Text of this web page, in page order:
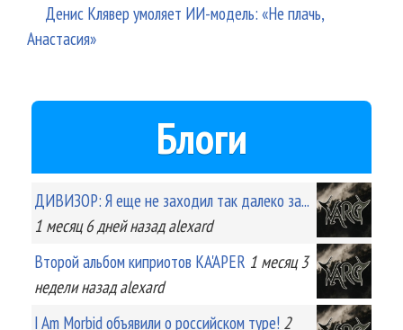
Денис Клявер умоляет ИИ-модель: «Не плачь,
Анастасия»
Блоги
ДИВИЗОР: Я еще не заходил так далеко за...
1 месяц 6 днейназад alexard
Второй альбом киприотов KA'APER 1 месяц 3
неделиназад alexard
I Am Morbid объявили о российском туре! 2